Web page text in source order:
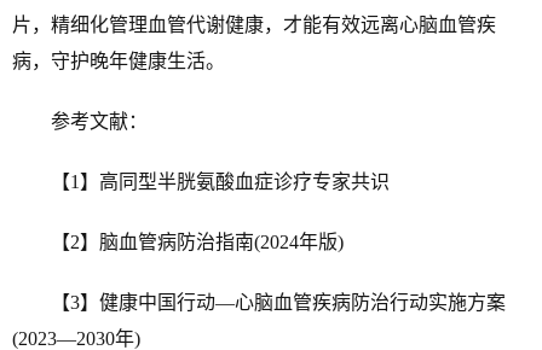
片，精细化管理血管代谢健康，才能有效远离心脑血管疾
病，守护晚年健康生活。
参考文献：
【1】高同型半胱氨酸血症诊疗专家共识
【2】脑血管病防治指南(2024年版)
【3】健康中国行动—心脑血管疾病防治行动实施方案
(2023—2030年)